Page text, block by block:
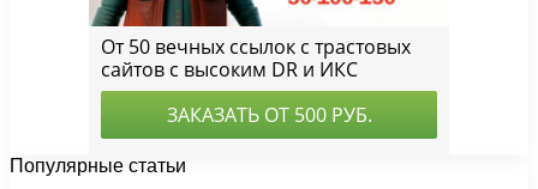
Популярные статьи